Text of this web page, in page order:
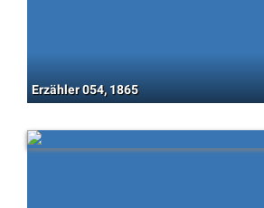
Erzähler 054, 1865